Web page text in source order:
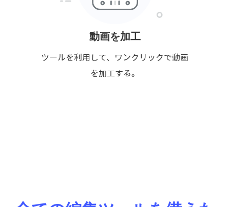
動画を加工
ツールを利用して、ワンクリックで動画
を加工する。